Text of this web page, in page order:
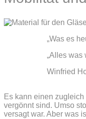
„Was es
„Alles was
Winfried
Es kann einen
vergönnt sind. Umso
versagt war. Aber was